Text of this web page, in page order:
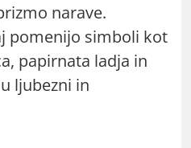
narave.
pomenijo simboli kot
papirnata ladja in
ljubezni in